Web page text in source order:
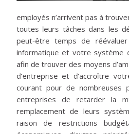
employés n’arrivent pas à
toutes leurs tâches dans les
peut-être temps de
informatique et votre système
afin de trouver des moyens
d’entreprise et d’accroître
courant pour de nombreuses
entreprises de retarder la
remplacement de leurs
raison de restrictions